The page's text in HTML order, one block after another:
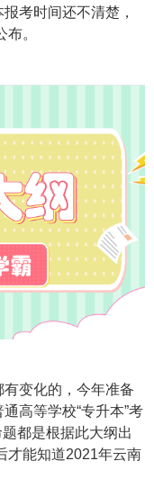
考时间还不清楚，
。
变化的，今年准备
高等学校“专升本”考
都是根据此大纲出
才能知道2021年云南